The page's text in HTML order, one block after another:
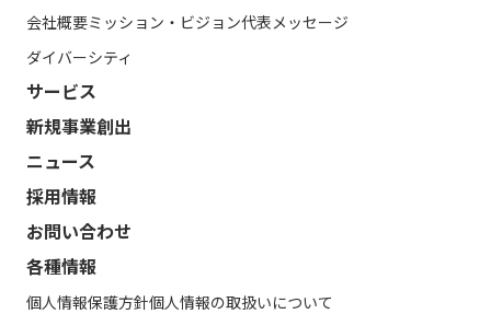
会社概要ミッション・ビジョン代表メッセージ
ダイバーシティ
サービス
新規事業創出
ニュース
採用情報
お問い合わせ
各種情報
個人情報保護方針個人情報の取扱いについて